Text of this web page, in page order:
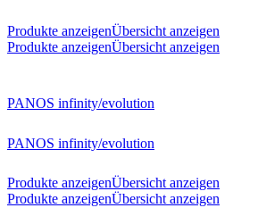
Produkte anzeigenÜbersicht anzeigen
Produkte anzeigenÜbersicht anzeigen
PANOS infinity/evolution
PANOS infinity/evolution
Produkte anzeigenÜbersicht anzeigen
Produkte anzeigenÜbersicht anzeigen